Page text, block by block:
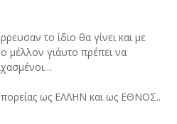
το ίδιο θα γίνει και με
μέλλον γι΄αυτο πρέπει να
ως ΕΛΛΗΝ και ως ΕΘΝΟΣ..